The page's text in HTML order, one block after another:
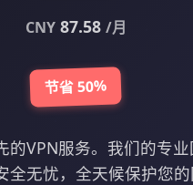
CNY87.58 /月
节省 50%
VPN服务。我们的专
无忧，全天候保护您的